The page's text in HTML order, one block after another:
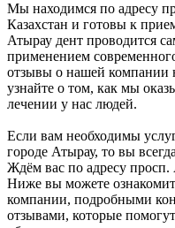
Мы находимся по адресу
Казахстан и готовы к
Атырау дент проводится
применением
отзывы о нашей компании
узнайте о том, как мы
лечении у нас людей.
Если вам необходимы
городе Атырау, то вы
Ждём вас по адресу просп.
Ниже вы можете
компании, подробными
отзывами, которые